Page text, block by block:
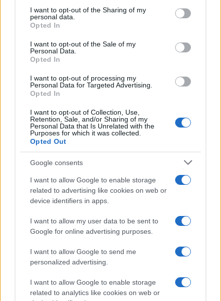
not limited to your visit or usage behaviour. You may click to
grant or deny consent to Google and its third-party tags to
use your data for below specified purposes in below Google
consent section.
I want to opt-out of the Sharing of my
personal data.
Opted In
I want to opt-out of the Sale of my
Personal Data.
Opted In
I want to opt-out of processing my
Personal Data for Targeted Advertising.
Opted In
I want to opt-out of Collection, Use,
Retention, Sale, and/or Sharing of my
Personal Data that Is Unrelated with the
Purposes for which it was collected.
Opted Out
Google consents
I want to allow Google to enable storage
related to advertising like cookies on web or
device identifiers in apps.
I want to allow my user data to be sent to
Google for online advertising purposes.
I want to allow Google to send me
personalized advertising.
I want to allow Google to enable storage
related to analytics like cookies on web or
El petróleo Brent cae un 8.46% y arrastra a las materias
Lucía Herrera · 5 Ago 2026
FINANZAS
El empresario José Elías analiza el mercado inmobiliario y sus
consecuencias en la jubilación